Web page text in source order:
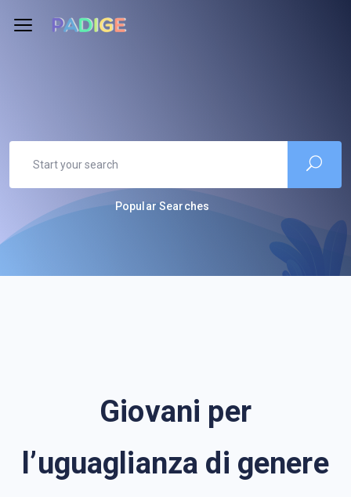
Popular Searches
Giovani per
l’uguaglianza di genere